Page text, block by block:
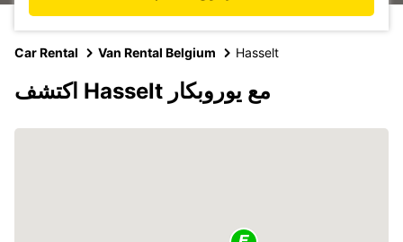
Car Rental Van Rental Belgium Hasselt
اكتشف Hasselt مع يوروبكار